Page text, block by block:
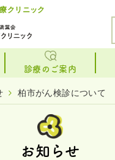
クリニック
診療のご案内
柏市がん検診について
お知らせ